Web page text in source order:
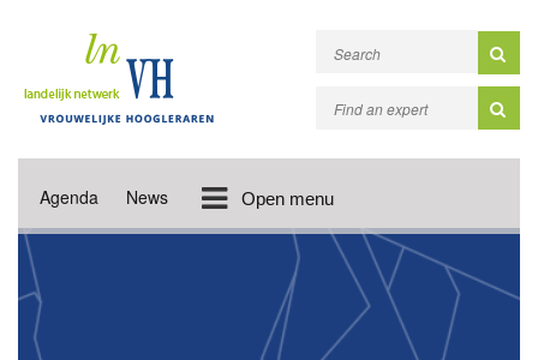
Agenda News Open menu